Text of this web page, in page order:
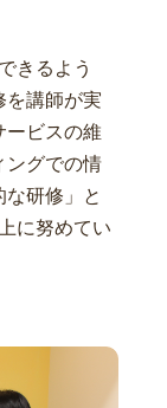
きるよう
を講師が実
ービスの維
ングでの情
研修」と
に努めてい